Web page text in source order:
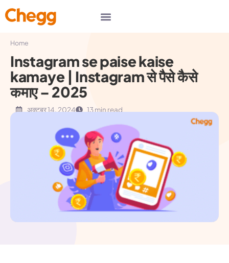
Home
Instagram se paise kaise
kamaye | Instagram से पैसे कैसे
कमाए – 2025
अक्टूबर 14, 2024 13 min read